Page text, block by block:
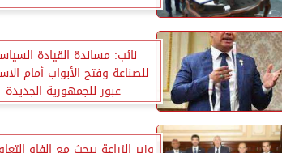
نائب: مساندة القيادة
للصناعة وفتح الأبواب أمام
عبور للجمهورية الجديدة